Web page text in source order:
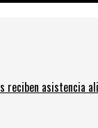
reciben asistencia